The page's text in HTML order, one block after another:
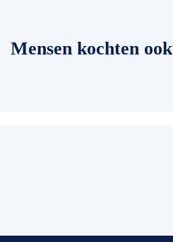
Mensen kochten ook